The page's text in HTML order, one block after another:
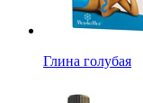
Глина голубая